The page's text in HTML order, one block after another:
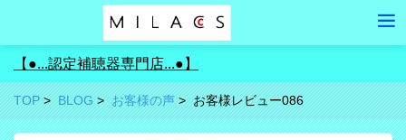
【●...認定補聴器専門店...●】
TOP BLOG お客様の声 お客様レビュー086